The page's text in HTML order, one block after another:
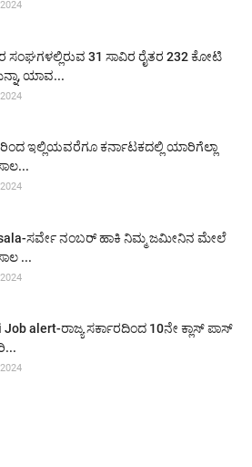
ಸಂಘಗಳಲ್ಲಿರುವ 31 ಸಾವಿರ ರೈತರ 232 ಕೋಟಿ
ಯಾವ...
ಇಲ್ಲಿಯವರೆಗೂ ಕರ್ನಾಟಕದಲ್ಲಿ ಯಾರಿಗೆಲ್ಲಾ
ಸರ್ವೇ ನಂಬರ್ ಹಾಕಿ ನಿಮ್ಮ ಜಮೀನಿನ ಮೇಲೆ
...
Job alert-ರಾಜ್ಯ ಸರ್ಕಾರದಿಂದ 10ನೇ ಕ್ಲಾಸ್ ಪಾಸ್